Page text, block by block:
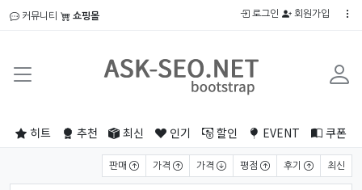
커뮤니티 쇼핑몰 로그인 회원가입
히트 추천 최신 인기 할인 EVENT 쿠폰
판매 가격 가격 평점 후기 최신